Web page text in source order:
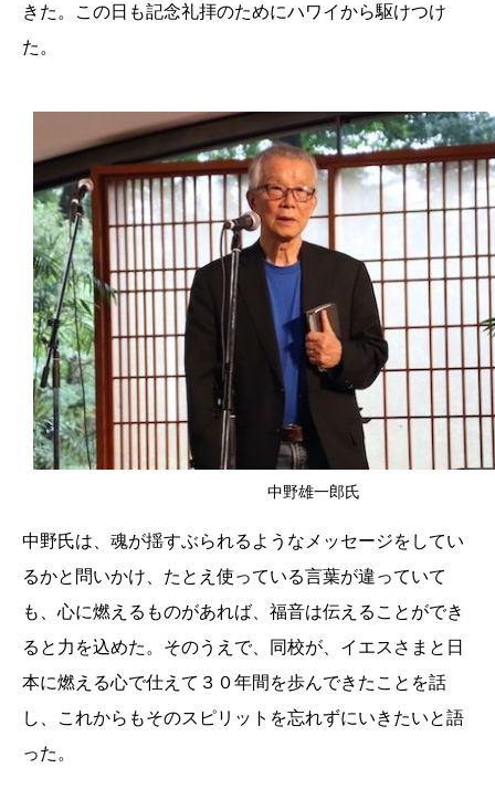
きた。この日も記念礼拝のためにハワイから駆けつけ
た。
中野雄一郎氏
中野氏は、魂が揺すぶられるようなメッセージをしてい
るかと問いかけ、たとえ使っている言葉が違っていて
も、心に燃えるものがあれば、福音は伝えることができ
ると力を込めた。そのうえで、同校が、イエスさまと日
本に燃える心で仕えて３０年間を歩んできたことを話
し、これからもそのスピリットを忘れずにいきたいと語
った。